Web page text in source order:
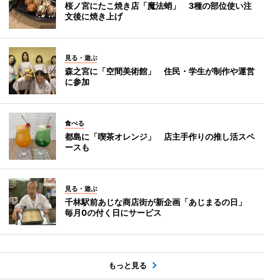
桜ノ宮にたこ焼き店「魔法蛸」 3種の部位使い注
文後に焼き上げ
見る・遊ぶ
森之宮に「空間美術館」 住民・学生が制作や運営
に参加
食べる
都島に「喫茶オレンジ」 店主手作りの推し活スペ
ースも
見る・遊ぶ
千林駅前あじな商店街が新企画「あじまるの日」
毎月0の付く日にサービス
もっと見る